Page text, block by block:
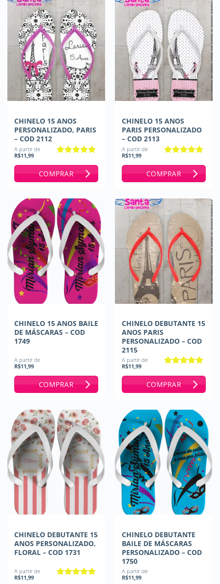
CHINELO 15 ANOS
PERSONALIZADO, PARIS
– COD 2112
A partir de
R$11,99
COMPRAR
CHINELO 15 ANOS
PARIS PERSONALIZADO
– COD 2113
A partir de
R$11,99
COMPRAR
CHINELO 15 ANOS BAILE
DE MÁSCARAS – COD
1749
A partir de
R$11,99
COMPRAR
CHINELO DEBUTANTE 15
ANOS PARIS
PERSONALIZADO – COD
2115
A partir de
R$11,99
COMPRAR
CHINELO DEBUTANTE 15
ANOS PERSONALIZADO,
FLORAL – COD 1731
A partir de
R$11,99
CHINELO DEBUTANTE
BAILE DE MÁSCARAS
PERSONALIZADO – COD
1750
A partir de
R$11,99